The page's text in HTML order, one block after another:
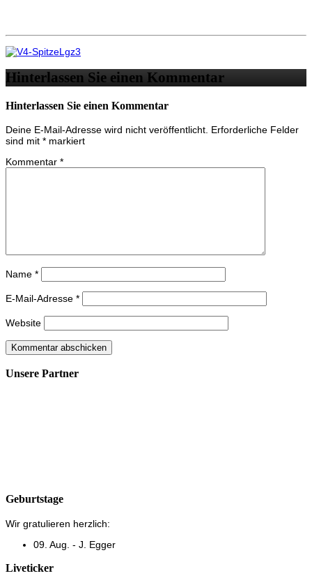
Hinterlassen Sie einen Kommentar
Hinterlassen Sie einen Kommentar
Deine E-Mail-Adresse wird nicht veröffentlicht. Erforderliche Felder
sind mit * markiert
Kommentar *
Name *
E-Mail-Adresse *
Website
Unsere Partner
Geburtstage
Wir gratulieren herzlich:
09. Aug. - J. Egger
Liveticker